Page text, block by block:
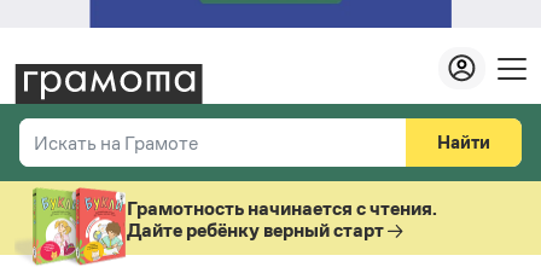
Искать на Грамоте
Справочная служба
Найти
Везде